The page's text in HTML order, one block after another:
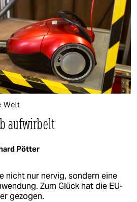
Welt
aufwirbelt
Pötter
nicht nur nervig, sondern eine
Zum Glück hat die EU-
gezogen.